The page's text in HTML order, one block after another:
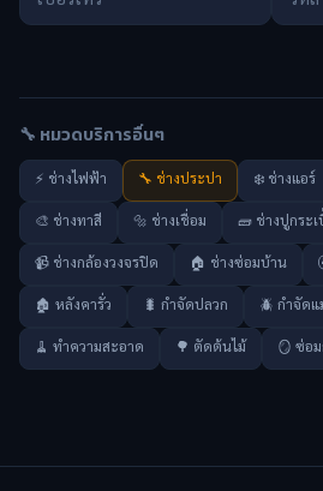
🔧 หมวดบริการอื่นๆ
⚡ ช่างไฟฟ้า 🔧 ช่างประปา ❄️ ช่างแอร์
🎨 ช่างทาสี 🔩 ช่างเชื่อม 🧱 ช่างปูกระเ
📹 ช่างกล้องวงจรปิด 🏠 ช่างซ่อมบ้าน
🏚️ หลังคารั่ว 🐛 กำจัดปลวก 🪲 กำจัดแ
🧹 ทำความสะอาด 🌳 ตัดต้นไม้ 🪞 ซ่อ